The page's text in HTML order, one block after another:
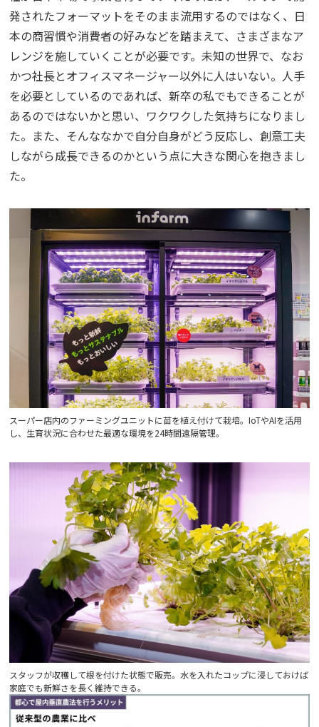
発されたフォーマットをそのまま流用するのではなく、日
本の商習慣や消費者の好みなどを踏まえて、さまざまなア
レンジを施していくことが必要です。未知の世界で、なお
かつ社長とオフィスマネージャー以外に人はいない。人手
を必要としているのであれば、新卒の私でもできることが
あるのではないかと思い、ワクワクした気持ちになりまし
た。また、そんななかで自分自身がどう反応し、創意工夫
しながら成長できるのかという点に大きな関心を抱きまし
た。
スーパー店内のファーミングユニットに苗を植え付けて栽培。IoTやAIを活用
し、生育状況に合わせた最適な環境を24時間遠隔管理。
スタッフが収穫して根を付けた状態で販売。水を入れたコップに浸しておけば
家庭でも新鮮さを長く維持できる。